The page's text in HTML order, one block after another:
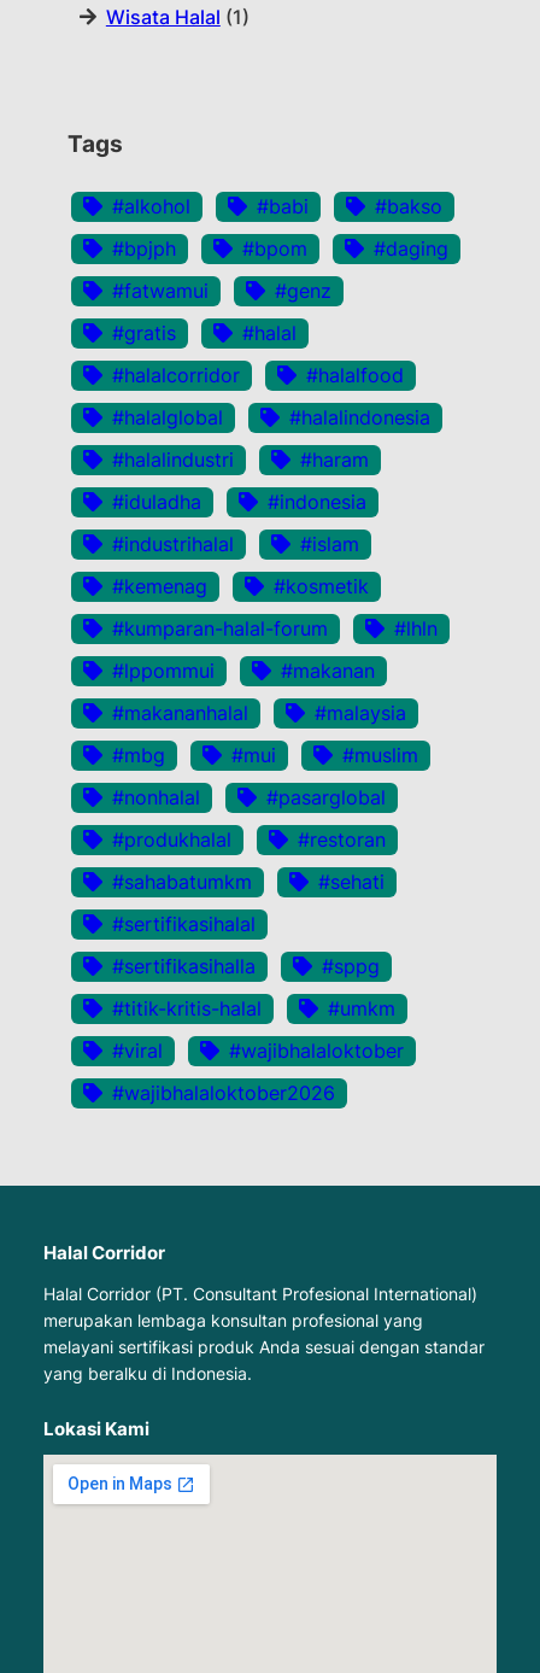
Wisata Halal (1)
Tags
#alkohol #babi
#bakso
#bpjph
#bpom
#daging
#fatwamui
#genz
#gratis
#halal
#halalcorridor
#halalfood
#halalglobal
#halalindonesia
#halalindustri
#haram
#iduladha
#indonesia
#industrihalal
#islam
#kemenag
#kosmetik
#kumparan-halal-forum
#lhln
#lppommui
#makanan
#makananhalal
#malaysia
#mbg
#mui
#muslim
#nonhalal
#pasarglobal
#produkhalal
#restoran
#sahabatumkm
#sehati
#sertifikasihalal
#sertifikasihalla
#sppg
#titik-kritis-halal
#umkm
#viral
#wajibhalaloktober
#wajibhalaloktober2026
Halal Corridor
Halal Corridor (PT. Consultant Profesional International)
merupakan lembaga konsultan profesional yang
melayani sertifikasi produk Anda sesuai dengan standar
yang beralku di Indonesia.
Lokasi Kami